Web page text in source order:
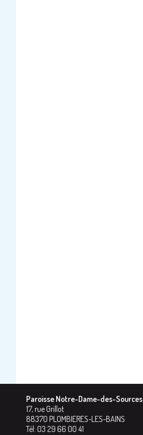
Paroisse Notre-Dame-des-Sources
17, rue Grillot
88370 PLOMBIERES-LES-BAINS
Tél: 03 29 66 00 41